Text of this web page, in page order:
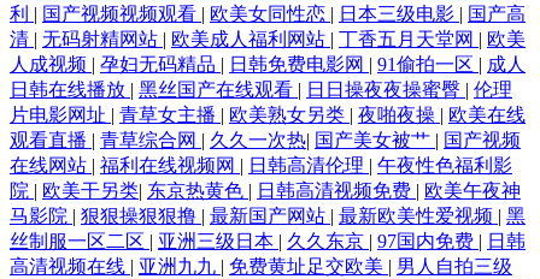
利 | 国产视频视频观看 | 欧美女同性恋 | 日本三级电影 | 国产高
清 | 无码射精网站 | 欧美成人福利网站 | 丁香五月天堂网 | 欧美
人成视频 | 孕妇无码精品 | 日韩免费电影网 | 91偷拍一区 | 成人
日韩在线播放 | 黑丝国产在线观看 | 日日操夜夜操蜜臀 | 伦理
片电影网址 | 青草女主播 | 欧美熟女另类 | 夜啪夜操 | 欧美在线
观看直播 | 青草综合网 | 久久一次热| 国产美女被艹 | 国产视频
在线网站 | 福利在线视频网 | 日韩高清伦理 | 午夜性色福利影
院 | 欧美干另类| 东京热黄色 | 日韩高清视频免费 | 欧美午夜神
马影院 | 狠狠操狠狠撸 | 最新国产网站 | 最新欧美性爱视频 | 黑
丝制服一区二区 | 亚洲三级日本 | 久久东京 | 97国内免费 | 日韩
高清视频在线 | 亚洲九九 | 免费黄址足交欧美 | 男人自拍三级